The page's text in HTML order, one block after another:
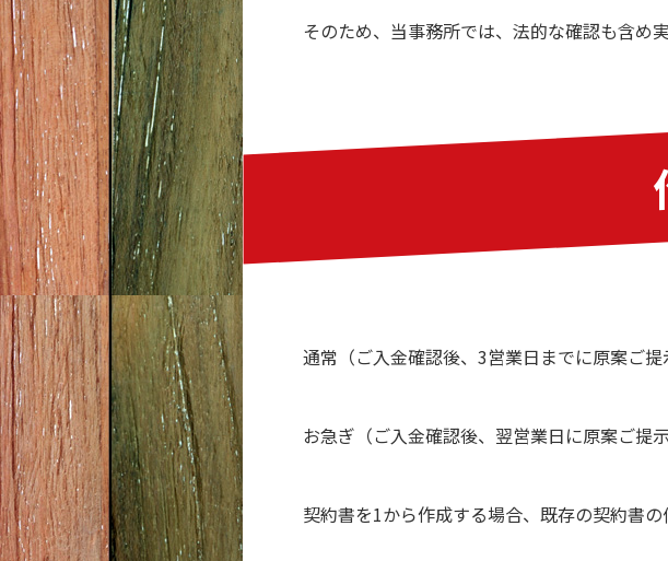
そのため、当事務所では、法的な確認も含め
通常（ご入金確認後、3営業日までに原案ご
お急ぎ（ご入金確認後、翌営業日に原案ご
契約書を1から作成する場合、既存の契約書の